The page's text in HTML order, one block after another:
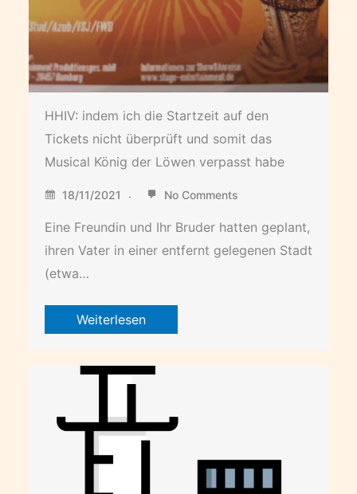
HHIV: indem ich die Startzeit auf den
Tickets nicht überprüft und somit das
Musical König der Löwen verpasst habe
18/11/2021 No Comments
Eine Freundin und Ihr Bruder hatten geplant,
ihren Vater in einer entfernt gelegenen Stadt
(etwa…
Weiterlesen